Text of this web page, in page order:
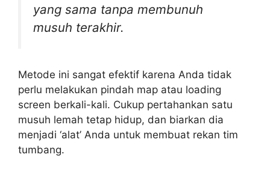
yang sama tanpa membunuh
musuh terakhir.
Metode ini sangat efektif karena Anda tidak
perlu melakukan pindah map atau loading
screen berkali-kali. Cukup pertahankan satu
musuh lemah tetap hidup, dan biarkan dia
menjadi ‘alat’ Anda untuk membuat rekan tim
tumbang.